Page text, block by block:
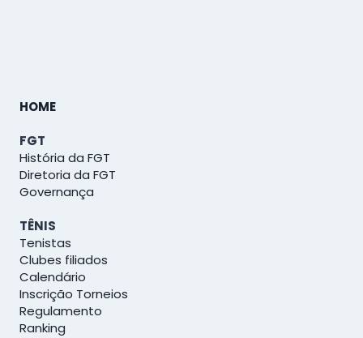
HOME
FGT
História da FGT
Diretoria da FGT
Governança
TÊNIS
Tenistas
Clubes filiados
Calendário
Inscrição Torneios
Regulamento
Ranking